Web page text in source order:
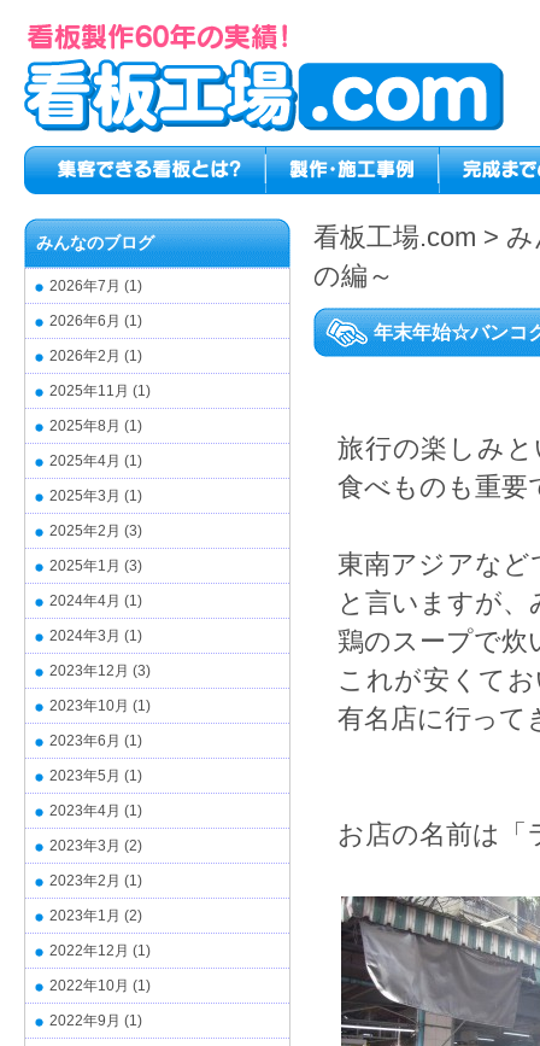
看板工場.com >
の編～
年末年始☆バンコ
旅行の楽しみ
食べものも重要
東南アジアなど
と言いますが
鶏のスープで炊
これが安くて
有名店に行って
お店の名前は「
みんなのブログ
2026年7月 (1)
2026年6月 (1)
2026年2月 (1)
2025年11月 (1)
2025年8月 (1)
2025年4月 (1)
2025年3月 (1)
2025年2月 (3)
2025年1月 (3)
2024年4月 (1)
2024年3月 (1)
2023年12月 (3)
2023年10月 (1)
2023年6月 (1)
2023年5月 (1)
2023年4月 (1)
2023年3月 (2)
2023年2月 (1)
2023年1月 (2)
2022年12月 (1)
2022年10月 (1)
2022年9月 (1)